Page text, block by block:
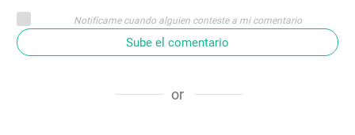
Notifícame cuando alguien conteste a mi comentario
Sube el comentario
or